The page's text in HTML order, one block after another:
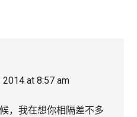
at 8:57 am
，我在想你相隔差不多